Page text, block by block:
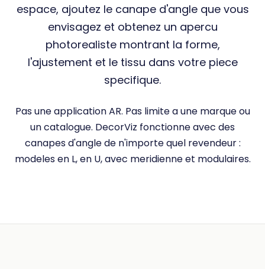
espace, ajoutez le canape d'angle que vous
envisagez et obtenez un apercu
photorealiste montrant la forme,
l'ajustement et le tissu dans votre piece
specifique.
Pas une application AR. Pas limite a une marque ou
un catalogue. DecorViz fonctionne avec des
canapes d'angle de n'importe quel revendeur :
modeles en L, en U, avec meridienne et modulaires.